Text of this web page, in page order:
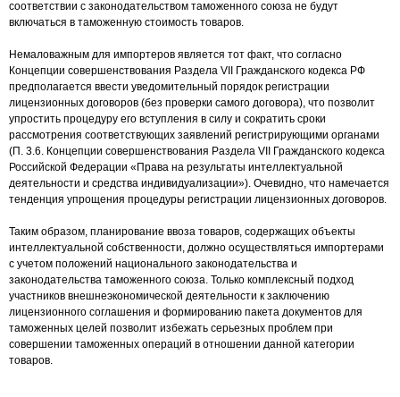
соответствии с законодательством таможенного союза не будут
включаться в таможенную стоимость товаров.
Немаловажным для импортеров является тот факт, что согласно
Концепции совершенствования Раздела VII Гражданского кодекса РФ
предполагается ввести уведомительный порядок регистрации
лицензионных договоров (без проверки самого договора), что позволит
упростить процедуру его вступления в силу и сократить сроки
рассмотрения соответствующих заявлений регистрирующими органами
(П. 3.6. Концепции совершенствования Раздела VII Гражданского кодекса
Российской Федерации «Права на результаты интеллектуальной
деятельности и средства индивидуализации»). Очевидно, что намечается
тенденция упрощения процедуры регистрации лицензионных договоров.
Таким образом, планирование ввоза товаров, содержащих объекты
интеллектуальной собственности, должно осуществляться импортерами
с учетом положений национального законодательства и
законодательства таможенного союза. Только комплексный подход
участников внешнеэкономической деятельности к заключению
лицензионного соглашения и формированию пакета документов для
таможенных целей позволит избежать серьезных проблем при
совершении таможенных операций в отношении данной категории
товаров.